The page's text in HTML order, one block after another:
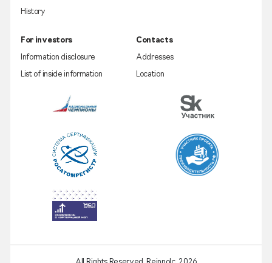
History
For investors
Information disclosure
List of inside information
Contacts
Addresses
Location